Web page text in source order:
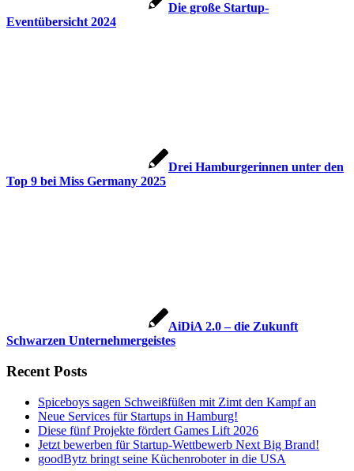
Die große Startup-
Eventübersicht 2024
Drei Hamburgerinnen unter den
Top 9 bei Miss Germany 2025
AiDiA 2.0 – die Zukunft
Schwarzen Unternehmergeistes
Recent Posts
Spiceboys sagen Schweißfüßen mit Zimt den Kampf an
Neue Services für Startups in Hamburg!
Diese fünf Projekte fördert Games Lift 2026
Jetzt bewerben für Startup-Wettbewerb Next Big Brand!
goodBytz bringt seine Küchenroboter in die USA